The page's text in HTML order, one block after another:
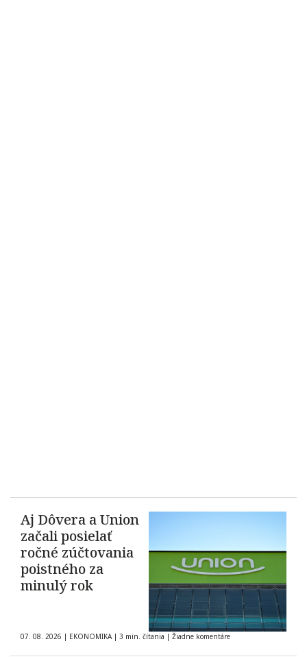
Aj Dôvera a Union
začali posielať
ročné zúčtovania
poistného za
minulý rok
07. 08. 2026 | EKONOMIKA | 3 min. čítania | Žiadne komentáre